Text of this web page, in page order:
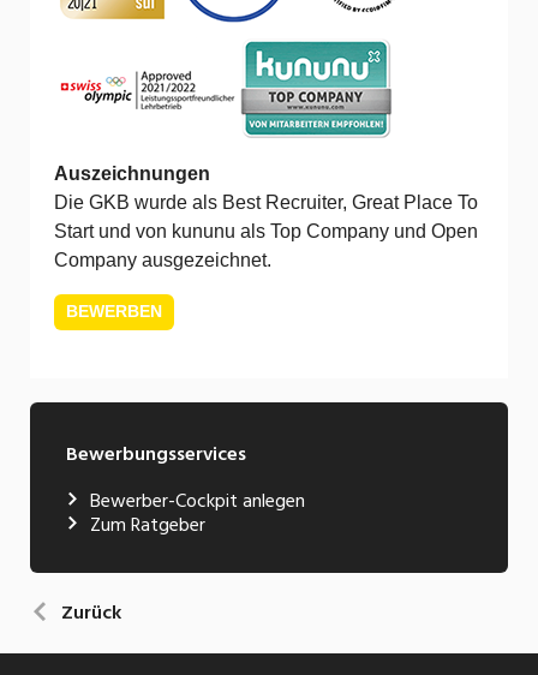
Auszeichnungen
Die GKB wurde als Best Recruiter, Great Place To
Startund von kununu als Top Company und Open
Company ausgezeichnet.
BEWERBEN
Bewerbungsservices
Bewerber-Cockpit anlegen
Zum Ratgeber
Zurück